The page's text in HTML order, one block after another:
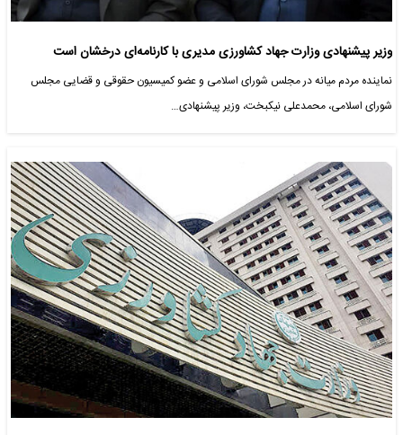
وزیر پیشنهادی وزارت جهاد کشاورزی مدیری با کارنامه‌ای درخشان است
نماینده مردم میانه در مجلس شورای اسلامی و عضو کمیسیون حقوقی و قضایی مجلس
شورای اسلامی، محمدعلی نیکبخت، وزیر پیشنهادی…